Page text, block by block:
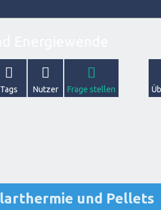
Tags Nutzer Frage stellen
und Pellets